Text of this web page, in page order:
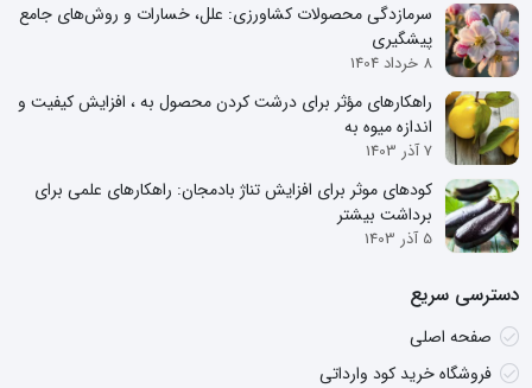
سرمازدگی محصولات کشاورزی: علل، خسارات و روش‌های جامع
پیشگیری
8 خرداد 1404
راهکارهای مؤثر برای درشت کردن محصول به ، افزایش کیفیت و
اندازه میوه به
7 آذر 1403
کودهای موثر برای افزایش تناژ بادمجان: راهکارهای علمی برای
برداشت بیشتر
5 آذر 1403
دسترسی سریع
صفحه اصلی
فروشگاه خرید کود وارداتی